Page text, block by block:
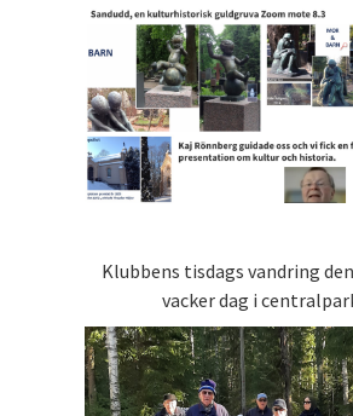
Klubbens tisdags vandring
vacker dag i